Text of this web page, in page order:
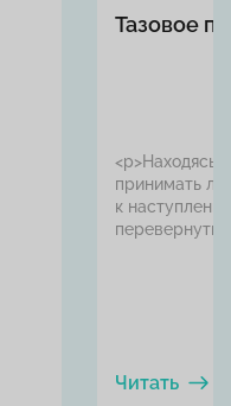
Тазовое
<p>Находясь
принимать
к
Читать